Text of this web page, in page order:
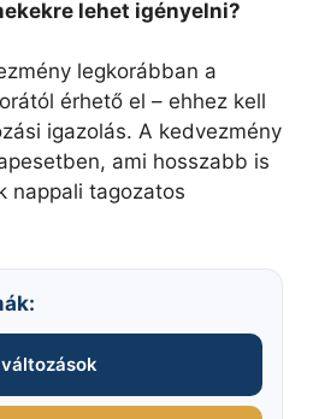
lehet igényelni?
legkorábban a
érhető el – ehhez kell
igazolás. A kedvezmény
ami hosszabb is
nappali tagozatos